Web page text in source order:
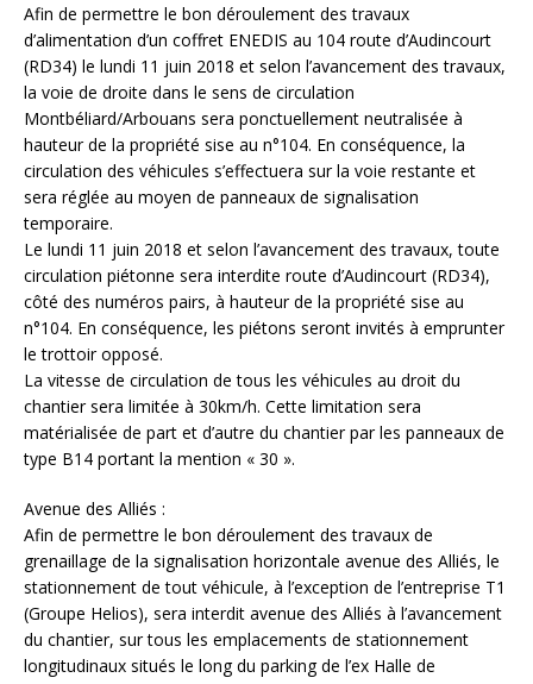
Afin de permettre le bon déroulement des travaux
d’alimentation d’un coffret ENEDIS au 104 route d’Audincourt
(RD34) le lundi 11 juin 2018 et selon l’avancement des travaux,
la voie de droite dans le sens de circulation
Montbéliard/Arbouans sera ponctuellement neutralisée à
hauteur de la propriété sise au n°104. En conséquence, la
circulation des véhicules s’effectuera sur la voie restante et
sera réglée au moyen de panneaux de signalisation
temporaire.
Le lundi 11 juin 2018 et selon l’avancement des travaux, toute
circulation piétonne sera interdite route d’Audincourt (RD34),
côté des numéros pairs, à hauteur de la propriété sise au
n°104. En conséquence, les piétons seront invités à emprunter
le trottoir opposé.
La vitesse de circulation de tous les véhicules au droit du
chantier sera limitée à 30km/h. Cette limitation sera
matérialisée de part et d’autre du chantier par les panneaux de
type B14 portant la mention « 30 ».
Avenue des Alliés :
Afin de permettre le bon déroulement des travaux de
grenaillage de la signalisation horizontale avenue des Alliés, le
stationnement de tout véhicule, à l’exception de l’entreprise T1
(Groupe Helios), sera interdit avenue des Alliés à l’avancement
du chantier, sur tous les emplacements de stationnement
longitudinaux situés le long du parking de l’ex Halle de